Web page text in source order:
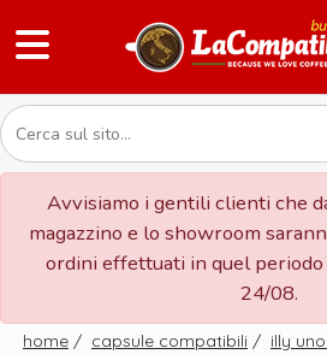
Avvisiamo i gentili clienti che
magazzino e lo showroom
ordini effettuati in quel
24/08.
home / capsule compatibili / illy